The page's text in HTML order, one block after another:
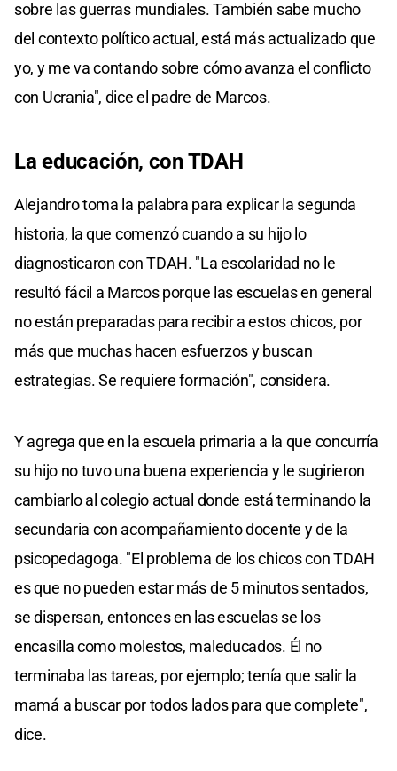
sobre las guerras mundiales. También sabe mucho
del contexto político actual, está más actualizado que
yo, y me va contando sobre cómo avanza el conflicto
con Ucrania", dice el padre de Marcos.
La educación, con TDAH
Alejandro toma la palabra para explicar la segunda
historia, la que comenzó cuando a su hijo lo
diagnosticaron con TDAH. "La escolaridad no le
resultó fácil a Marcos porque las escuelas en general
no están preparadas para recibir a estos chicos, por
más que muchas hacen esfuerzos y buscan
estrategias. Se requiere formación", considera.
Y agrega que en la escuela primaria a la que concurría
su hijo no tuvo una buena experiencia y le sugirieron
cambiarlo al colegio actual donde está terminando la
secundaria con acompañamiento docente y de la
psicopedagoga. "El problema de los chicos con TDAH
es que no pueden estar más de 5 minutos sentados,
se dispersan, entonces en las escuelas se los
encasilla como molestos, maleducados. Él no
terminaba las tareas, por ejemplo; tenía que salir la
mamá a buscar por todos lados para que complete",
dice.